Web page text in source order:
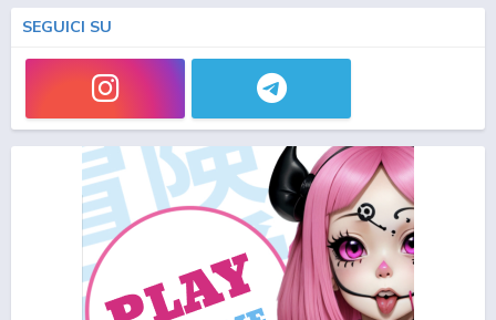
Anime - 2015 - 23 min/ep
Super Dragon Ball Heroes
ONA - 2018 - 9 min/ep
Dragon Ball Super Movie: Broly
Movie - 2018 - 1h e 55 min/ep
Dragon Ball Super Movie: Broly (ITA)
Movie - 2018 - 1h e 55 min/ep
SEGUICI SU